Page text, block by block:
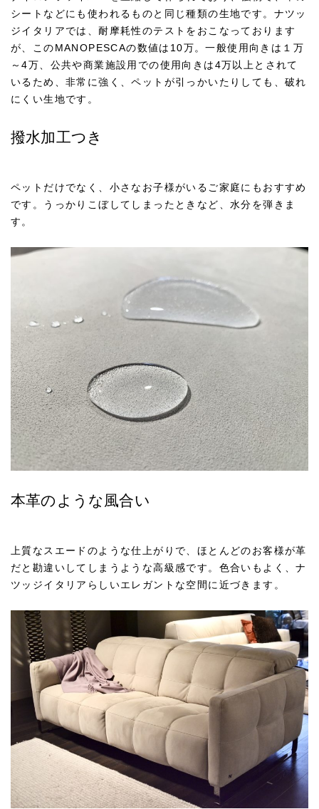
シートなどにも使われるものと同じ種類の生地です。ナツッ
ジイタリアでは、耐摩耗性のテストをおこなっております
が、このMANOPESCAの数値は10万。一般使用向きは１万
～4万、公共や商業施設用での使用向きは4万以上とされて
いるため、非常に強く、ペットが引っかいたりしても、破れ
にくい生地です。
撥水加工つき
ペットだけでなく、小さなお子様がいるご家庭にもおすすめ
です。うっかりこぼしてしまったときなど、水分を弾きま
す。
本革のような風合い
上質なスエードのような仕上がりで、ほとんどのお客様が革
だと勘違いしてしまうような高級感です。色合いもよく、ナ
ツッジイタリアらしいエレガントな空間に近づきます。